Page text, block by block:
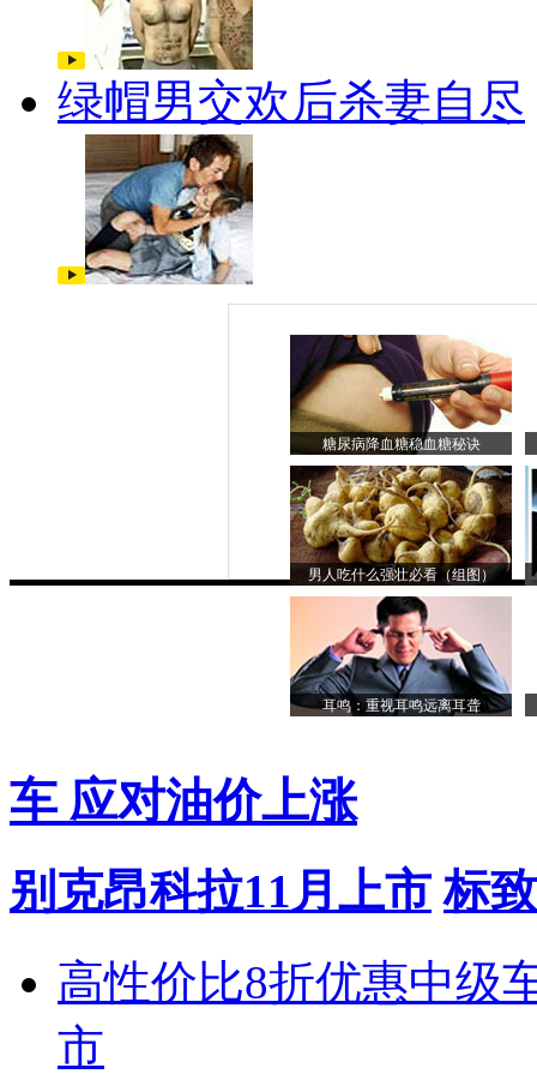
绿帽男交欢后杀妻自尽
糖尿病降血糖稳血糖秘诀
男人吃什么强壮必看（组图）
耳鸣：重视耳鸣远离耳聋
车 应对油价上涨
别克昂科拉11月上市 标
高性价比8折优惠中级
市